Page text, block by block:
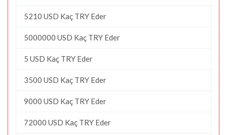
5210 USD Kaç TRY Eder
5000000 USD Kaç TRY Eder
5 USD Kaç TRY Eder
3500 USD Kaç TRY Eder
9000 USD Kaç TRY Eder
72000 USD Kaç TRY Eder